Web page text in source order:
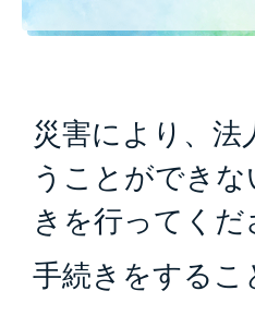
災害により、法
うことができ
きを行ってくだ
手続きをするこ